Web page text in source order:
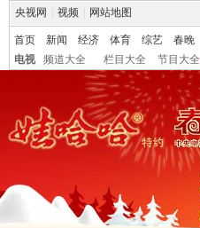
央视网 视频 网站地图
首页 新闻 经济 体育 综艺 春晚
电视
频道大全 栏目大全 节目大全